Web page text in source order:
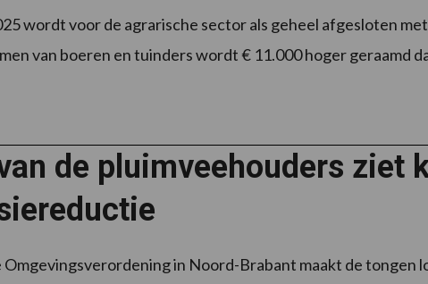
wordt voor de agrarische sector als geheel afgesloten
van boeren en tuinders wordt € 11.000 hoger geraamd
de pluimveehouders ziet
Omgevingsverordening in Noord-Brabant maakt de tongen